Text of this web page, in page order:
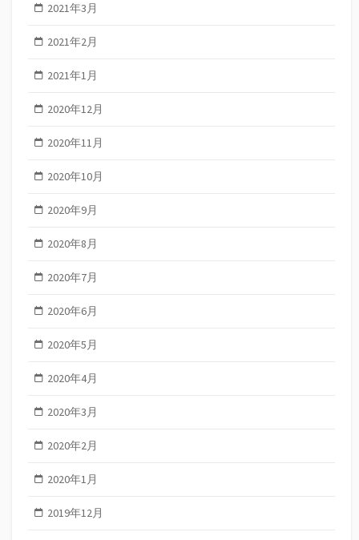
2021年3月
2021年2月
2021年1月
2020年12月
2020年11月
2020年10月
2020年9月
2020年8月
2020年7月
2020年6月
2020年5月
2020年4月
2020年3月
2020年2月
2020年1月
2019年12月